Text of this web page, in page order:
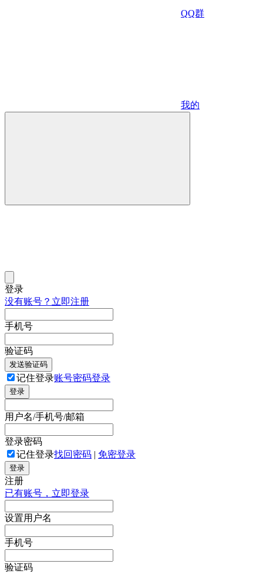
QQ群
我的
登录
没有账号？立即注册
手机号
验证码
发送验证码
记住登录账号密码登录
登录
用户名/手机号/邮箱
登录密码
记住登录找回密码 | 免密登录
登录
注册
已有账号，立即登录
设置用户名
手机号
验证码